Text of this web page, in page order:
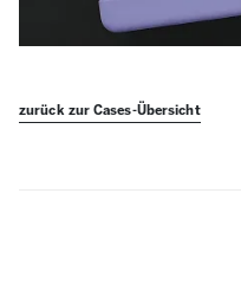
zurück zur Cases-Übersicht